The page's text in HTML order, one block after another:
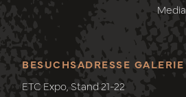
Media
BESUCHSADRESSE GALERIE
ETC Expo, Stand 21-22